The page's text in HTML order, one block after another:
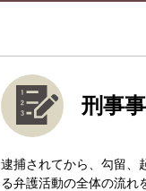
刑事
逮捕されてから、勾留、
る弁護活動の全体の流れ